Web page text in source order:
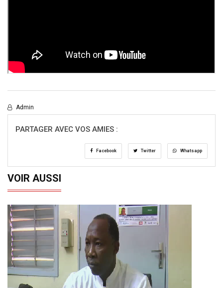
Admin
PARTAGER AVEC VOS AMIES :
Facebook Twitter Whatsapp
VOIR AUSSI